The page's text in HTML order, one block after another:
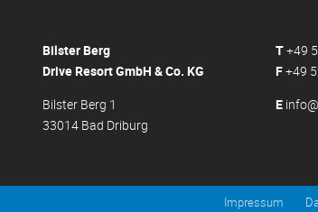
Bilster Berg
Drive Resort GmbH & Co. KG
Bilster Berg 1
33014 Bad Driburg
T+49
F+49
E
Impressum